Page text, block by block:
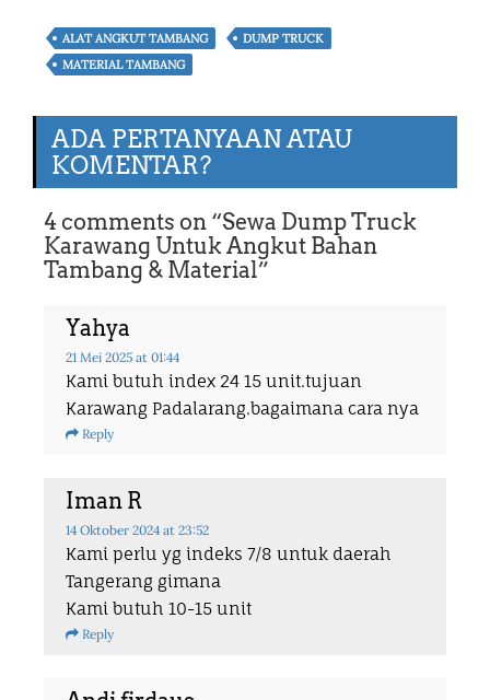
ALAT ANGKUT TAMBANG
DUMP TRUCK
MATERIAL TAMBANG
ADA PERTANYAAN ATAU
KOMENTAR?
4 comments on “Sewa Dump Truck
Karawang Untuk Angkut Bahan
Tambang & Material”
Yahya
21 Mei 2025 at 01:44
Kami butuh index 24 15 unit.tujuan
Karawang Padalarang.bagaimana cara nya
Reply
Iman R
14 Oktober 2024 at 23:52
Kami perlu yg indeks 7/8 untuk daerah
Tangerang gimana
Kami butuh 10-15 unit
Reply